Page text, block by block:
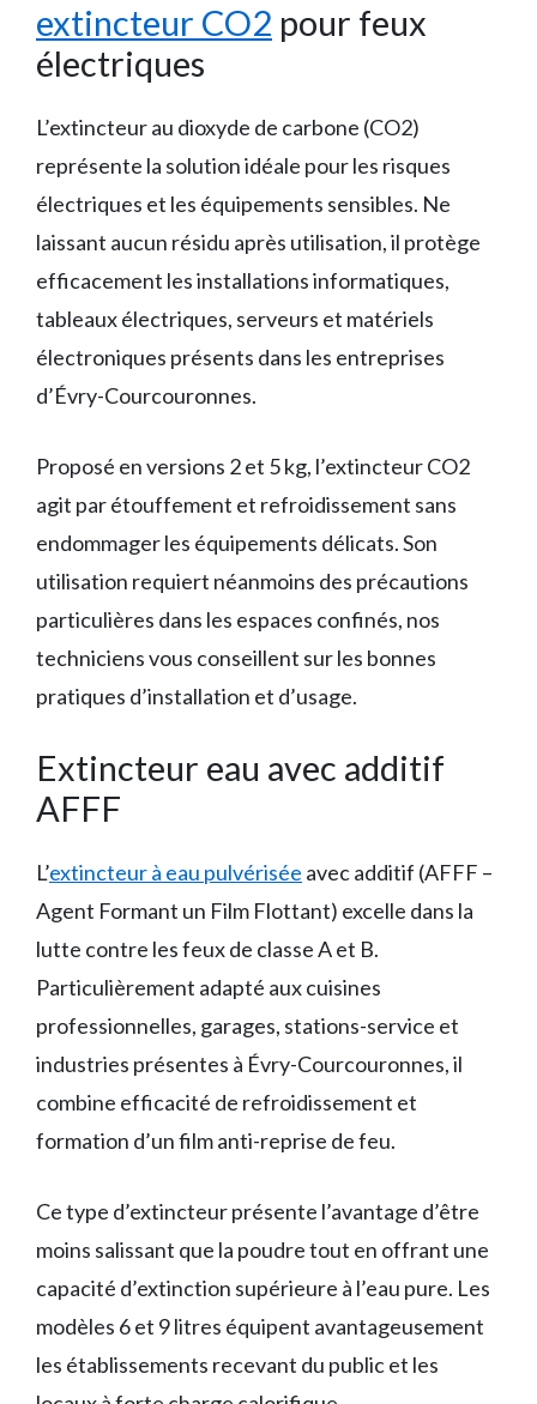
extincteur CO2 pour feux
électriques
L’extincteur au dioxyde de carbone (CO2)
représente la solution idéale pour les risques
électriques et les équipements sensibles. Ne
laissant aucun résidu après utilisation, il protège
efficacement les installations informatiques,
tableaux électriques, serveurs et matériels
électroniques présents dans les entreprises
d’Évry-Courcouronnes.
Proposé en versions 2 et 5 kg, l’extincteur CO2
agit par étouffement et refroidissement sans
endommager les équipements délicats. Son
utilisation requiert néanmoins des précautions
particulières dans les espaces confinés, nos
techniciens vous conseillent sur les bonnes
pratiques d’installation et d’usage.
Extincteur eau avec additif
AFFF
L’extincteur à eau pulvérisée avec additif (AFFF –
Agent Formant un Film Flottant) excelle dans la
lutte contre les feux de classe A et B.
Particulièrement adapté aux cuisines
professionnelles, garages, stations-service et
industries présentes à Évry-Courcouronnes, il
combine efficacité de refroidissement et
formation d’un film anti-reprise de feu.
Ce type d’extincteur présente l’avantage d’être
moins salissant que la poudre tout en offrant une
capacité d’extinction supérieure à l’eau pure. Les
modèles 6 et 9 litres équipent avantageusement
les établissements recevant du public et les